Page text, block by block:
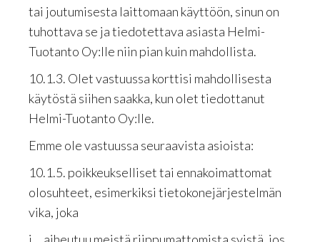
tai joutumisesta laittomaan käyttöön, sinun on
tuhottava se ja tiedotettava asiasta Helmi-
Tuotanto Oy:lle niin pian kuin mahdollista.
10.1.3. Olet vastuussa korttisi mahdollisesta
käytöstä siihen saakka, kun olet tiedottanut
Helmi-Tuotanto Oy:lle.
Emme ole vastuussa seuraavista asioista:
10.1.5. poikkeukselliset tai ennakoimattomat
olosuhteet, esimerkiksi tietokonejärjestelmän
vika, joka